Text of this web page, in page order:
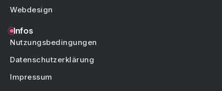
Webdesign
Infos
Nutzungsbedingungen
Datenschutzerklärung
Impressum